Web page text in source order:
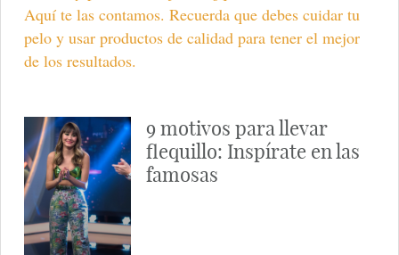
Aquí te las contamos. Recuerda que debes cuidar tu
pelo y usar productos de calidad para tener el mejor
de los resultados.
9 motivos para llevar
flequillo: Inspírate en las
famosas